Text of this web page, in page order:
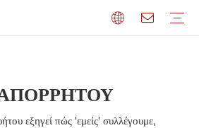
εξηγεί πώς 'εμείς' συλλέγουμε,